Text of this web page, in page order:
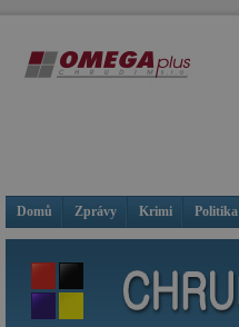
Domů Zprávy Krimi Politika